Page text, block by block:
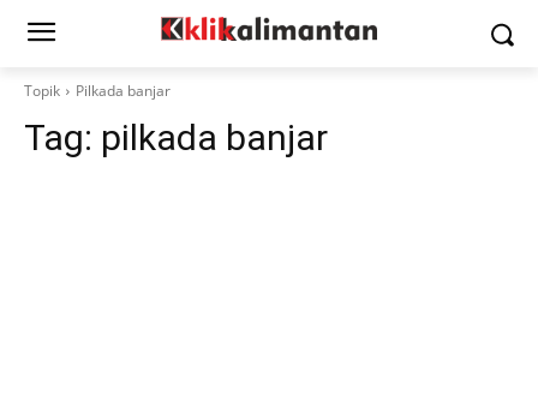
Topik Pilkada banjar
Tag: pilkada banjar